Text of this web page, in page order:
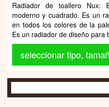
NUX
Radiador de toallero Nux:
moderno y cuadrado. Es un
Es un radiador de diseño para